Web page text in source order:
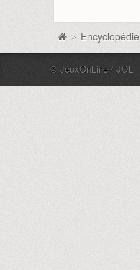
> Encyclopédie
© JeuxOnLine / JOL |